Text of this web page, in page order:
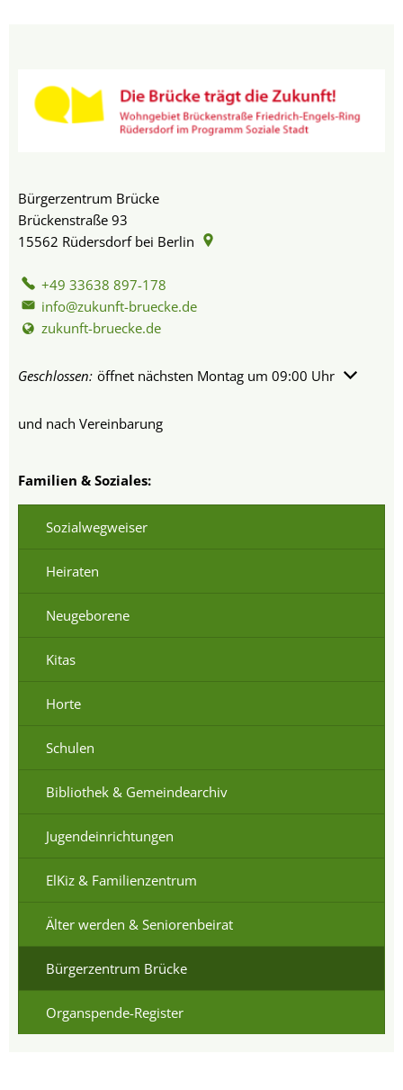
Bürgerzentrum Brücke
Brückenstraße 93
15562 Rüdersdorf bei Berlin
+49 33638 897-178
info@zukunft-bruecke.de
zukunft-bruecke.de
Klicken, um weitere Öffnungs- oder Schließzeiten
Geschlossen: öffnet nächsten Montag um 09:00 Uhr
und nach Vereinbarung
Familien & Soziales:
Sozialwegweiser
Heiraten
Neugeborene
Kitas
Horte
Schulen
Bibliothek & Gemeindearchiv
Jugendeinrichtungen
ElKiz & Familienzentrum
Älter werden & Seniorenbeirat
Bürgerzentrum Brücke
Organspende-Register